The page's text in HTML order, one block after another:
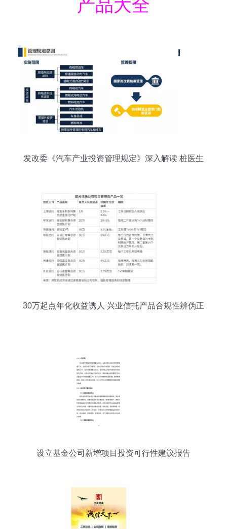
产品大全
发改委《汽车产业投资管理规定》深入解读 桩医生
30万起点年化收益诱人 兴业信托产品合规性辨伪正
设立基金公司新增项目投资可行性建议报告